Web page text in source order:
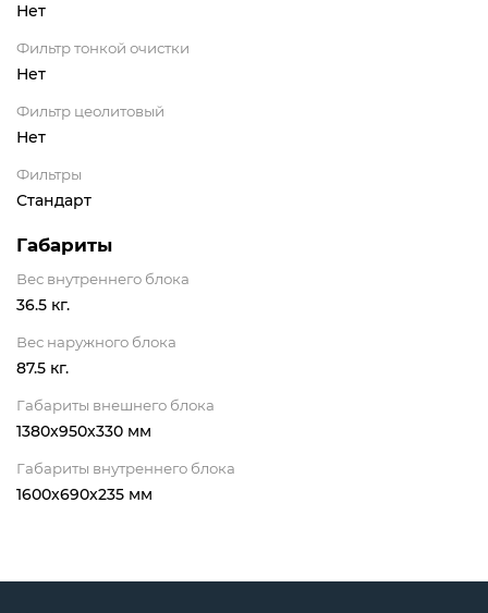
Нет
Фильтр тонкой очистки
Нет
Фильтр цеолитовый
Нет
Фильтры
Стандарт
Габариты
Вес внутреннего блока
36.5 кг.
Вес наружного блока
87.5 кг.
Габариты внешнего блока
1380x950x330 мм
Габариты внутреннего блока
1600x690x235 мм